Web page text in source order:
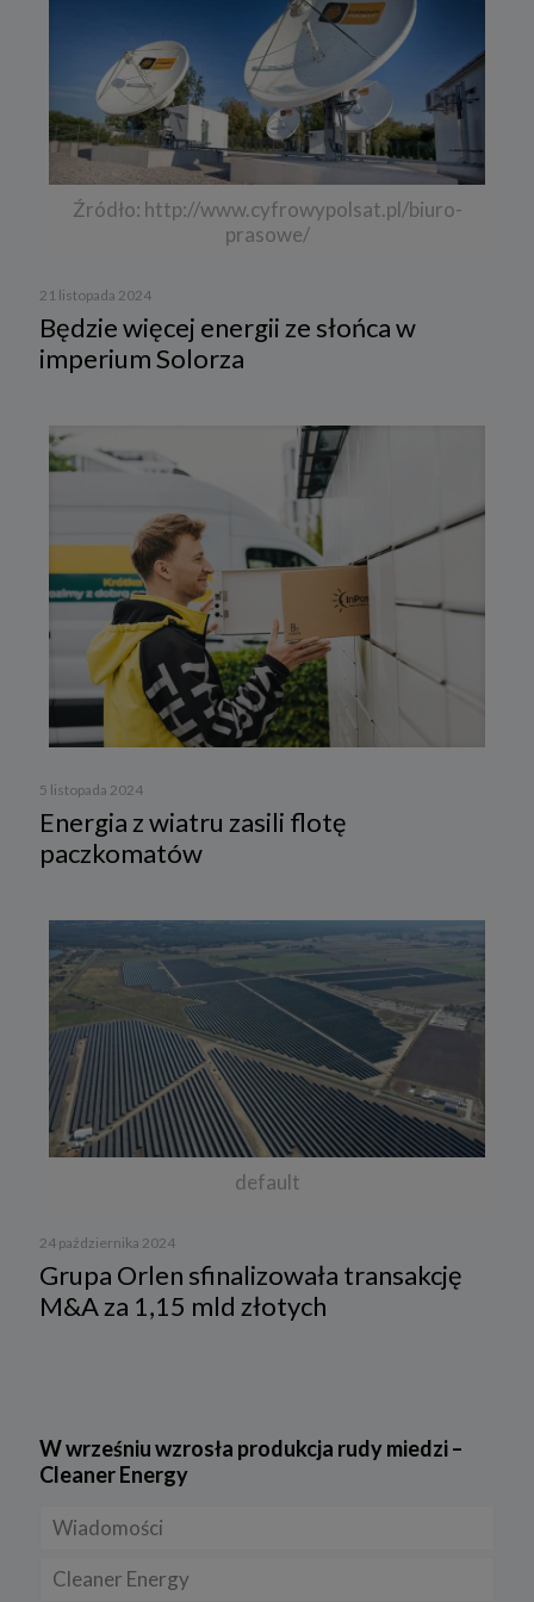
Źródło: http://www.cyfrowypolsat.pl/biuro-
prasowe/
21 listopada 2024
Będzie więcej energii ze słońca w
imperium Solorza
5 listopada 2024
Energia z wiatru zasili flotę
paczkomatów
default
24 października 2024
Grupa Orlen sfinalizowała transakcję
M&A za 1,15 mld złotych
W wrześniu wzrosła produkcja rudy miedzi –
Cleaner Energy
Wiadomości
Firmy
Cleaner Energy